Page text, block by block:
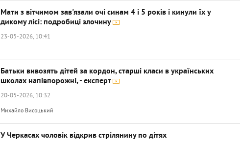
Мати з вітчимом зав'язали очі синам 4 і 5 років і кинули їх у
дикому лісі: подробиці злочину
23-05-2026, 10:41
Батьки вивозять дітей за кордон, старші класи в українських
школах напівпорожні, - експерт
20-05-2026, 10:32
Михайло Висоцький
У Черкасах чоловік відкрив стрілянину по дітях